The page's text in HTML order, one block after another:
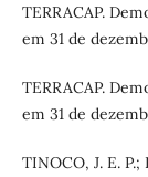
TERRACAP.
em 31 de
TERRACAP.
em 31 de
TINOCO, J. E.